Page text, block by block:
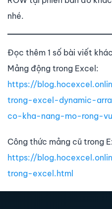
nhé.
Đọc thêm 1 số bài viết
Mảng động trong Excel:
https://
trong-excel-dynamic-
co-kha-nang-mo-rong-
Công thức mảng cũ trong
https://
trong-excel.html